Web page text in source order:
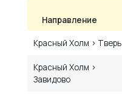
Направление
Красный Холм › Тверь
Красный Холм ›
Завидово